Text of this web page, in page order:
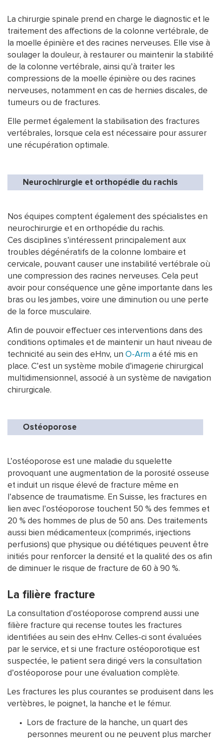
La chirurgie spinale prend en charge le diagnostic et le
traitement des affections de la colonne vertébrale, de
la moelle épinière et des racines nerveuses. Elle vise à
soulager la douleur, à restaurer ou maintenir la stabilité
de la colonne vertébrale, ainsi qu’à traiter les
compressions de la moelle épinière ou des racines
nerveuses, notamment en cas de hernies discales, de
tumeurs ou de fractures.
Elle permet également la stabilisation des fractures
vertébrales, lorsque cela est nécessaire pour assurer
une récupération optimale.
Neurochirurgie et orthopédie du rachis
Nos équipes comptent également des spécialistes en
neurochirurgie et en orthopédie du rachis.
Ces disciplines s’intéressent principalement aux
troubles dégénératifs de la colonne lombaire et
cervicale, pouvant causer une instabilité vertébrale où
une compression des racines nerveuses. Cela peut
avoir pour conséquence une gêne importante dans les
bras ou les jambes, voire une diminution ou une perte
de la force musculaire.
Afin de pouvoir effectuer ces interventions dans des
conditions optimales et de maintenir un haut niveau de
technicité au sein des eHnv, un O-Arm a été mis en
place. C’est un système mobile d’imagerie chirurgical
multidimensionnel, associé à un système de navigation
chirurgicale.
Ostéoporose
L’ostéoporose est une maladie du squelette
provoquant une augmentation de la porosité osseuse
et induit un risque élevé de fracture même en
l’absence de traumatisme. En Suisse, les fractures en
lien avec l’ostéoporose touchent 50 % des femmes et
20 % des hommes de plus de 50 ans. Des traitements
aussi bien médicamenteux (comprimés, injections
perfusions) que physique ou diététiques peuvent être
initiés pour renforcer la densité et la qualité des os afin
de diminuer le risque de fracture de 60 à 90 %.
La filière fracture
La consultation d’ostéoporose comprend aussi une
filière fracture qui recense toutes les fractures
identifiées au sein des eHnv. Celles-ci sont évaluées
par le service, et si une fracture ostéoporotique est
suspectée, le patient sera dirigé vers la consultation
d’ostéoporose pour une évaluation complète.
Les fractures les plus courantes se produisent dans les
vertèbres, le poignet, la hanche et le fémur.
Lors de fracture de la hanche, un quart des
personnes meurent ou ne peuvent plus marcher